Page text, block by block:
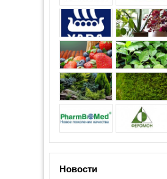
Новости